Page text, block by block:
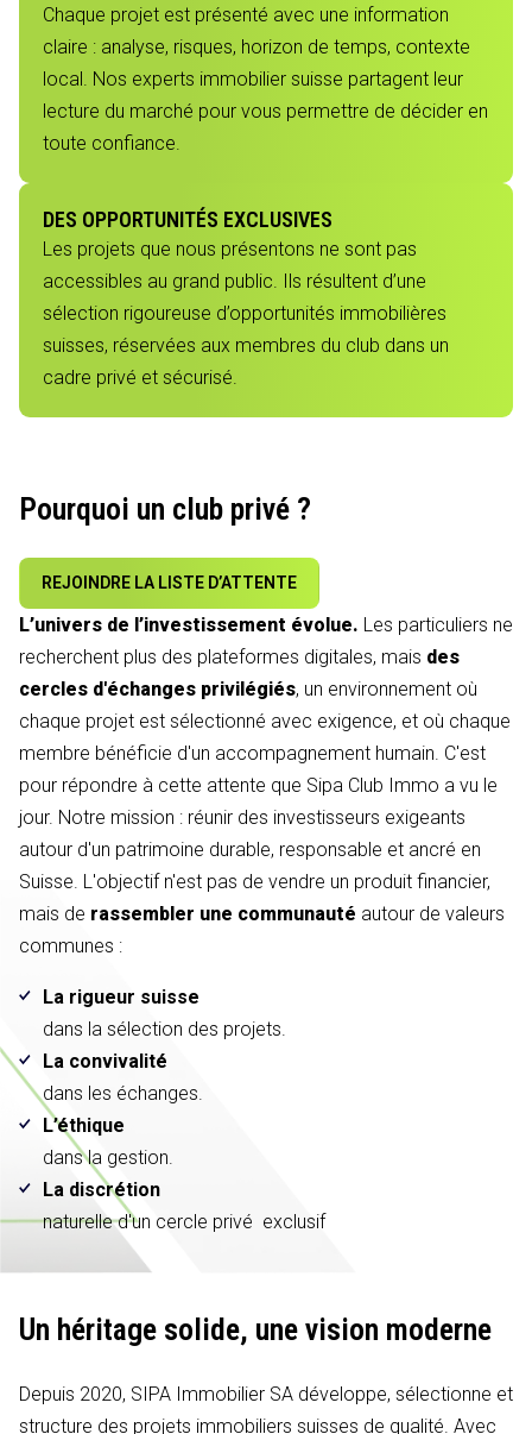
Chaque projet est présenté avec une information
claire : analyse, risques, horizon de temps, contexte
local. Nos experts immobilier suisse partagent leur
lecture du marché pour vous permettre de décider en
toute confiance.
DES OPPORTUNITÉS EXCLUSIVES
Les projets que nous présentons ne sont pas
accessibles au grand public. Ils résultent d’une
sélection rigoureuse d’opportunités immobilières
suisses, réservées aux membres du club dans un
cadre privé et sécurisé.
Pourquoi un club privé ?
REJOINDRE LA LISTE D’ATTENTE
L’univers de l’investissement évolue. Les particuliers ne
recherchent plus des plateformes digitales, mais des
cercles d'échanges privilégiés, un environnement où
chaque projet est sélectionné avec exigence, et où chaque
membre bénéficie d'un accompagnement humain. C'est
pour répondre à cette attente que Sipa Club Immo a vu le
jour. Notre mission : réunir des investisseurs exigeants
autour d'un patrimoine durable, responsable et ancré en
Suisse. L'objectif n'est pas de vendre un produit financier,
mais de rassembler une communauté autour de valeurs
communes :
La rigueur suisse
dans la sélection des projets.
La convivalité
dans les échanges.
L’éthique
dans la gestion.
La discrétion
naturelle d'un cercle privé exclusif
Un héritage solide, une vision moderne
Depuis 2020, SIPA Immobilier SA développe, sélectionne et
structure des projets immobiliers suisses de qualité. Avec